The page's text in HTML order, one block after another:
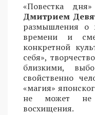
«Повестка
Дмитрием
размышления о
времени и
конкретной
себя»,
близкими,
свойственно
«магия»
не может не
восхищения.